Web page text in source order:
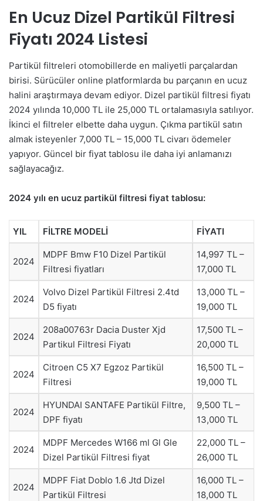
En Ucuz Dizel Partikül Filtresi
Fiyatı 2024 Listesi
Partikül filtreleri otomobillerde en maliyetli parçalardan
birisi. Sürücüler online platformlarda bu parçanın en ucuz
halini araştırmaya devam ediyor. Dizel partikül filtresi fiyatı
2024 yılında 10,000 TL ile 25,000 TL ortalamasıyla satılıyor.
İkinci el filtreler elbette daha uygun. Çıkma partikül satın
almak isteyenler 7,000 TL – 15,000 TL civarı ödemeler
yapıyor. Güncel bir fiyat tablosu ile daha iyi anlamanızı
sağlayacağız.
2024 yılı en ucuz partikül filtresi fiyat tablosu:
YIL FİLTRE MODELİ FİYATI
2024
MDPF Bmw F10 Dizel Partikül
Filtresi fiyatları
14,997 TL –
17,000 TL
2024
Volvo Dizel Partikül Filtresi 2.4td
D5 fiyatı
13,000 TL –
19,000 TL
2024
208a00763r Dacia Duster Xjd
Partikul Filtresi Fiyatı
17,500 TL –
20,000 TL
2024
Citroen C5 X7 Egzoz Partikül
Filtresi
16,500 TL –
19,000 TL
2024
HYUNDAI SANTAFE Partikül Filtre,
DPF fiyatı
9,500 TL –
13,000 TL
2024
MDPF Mercedes W166 ml Gl Gle
Dizel Partikül Filtresi fiyat
22,000 TL –
26,000 TL
2024
MDPF Fiat Doblo 1.6 Jtd Dizel
Partikül Filtresi
16,000 TL –
18,000 TL